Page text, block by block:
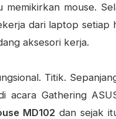
mouse.
dari laptop
aksesori kerja.
Titik.
acara Gathering
MD102 dan sejak